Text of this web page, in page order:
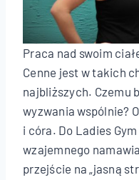
Praca nad swoim
Cenne jest w takich
najbliższych. Czemu
wyzwania wspólnie?
i córa. Do Ladies
wzajemnego
przejście na „jasną